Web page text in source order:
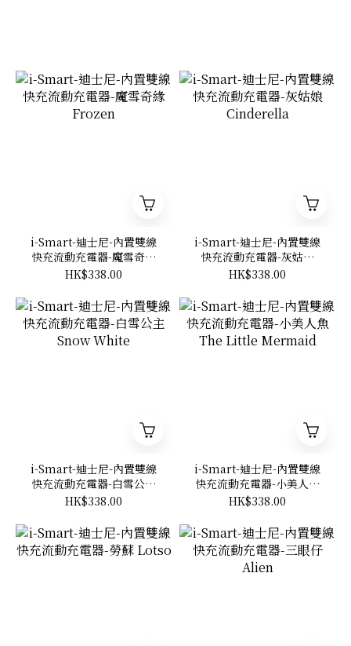
i-Smart-迪士尼-內置雙線
快充流動充電器-魔雪奇緣
Frozen
HK$338.00
i-Smart-迪士尼-內置雙線
快充流動充電器-灰姑娘
Cinderella
HK$338.00
i-Smart-迪士尼-內置雙線
快充流動充電器-白雪公主
Snow White
HK$338.00
i-Smart-迪士尼-內置雙線
快充流動充電器-小美人魚
The Little Mermaid
HK$338.00